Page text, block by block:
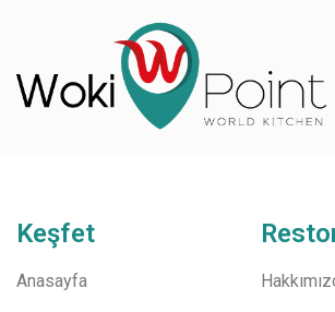
Keşfet
Anasayfa